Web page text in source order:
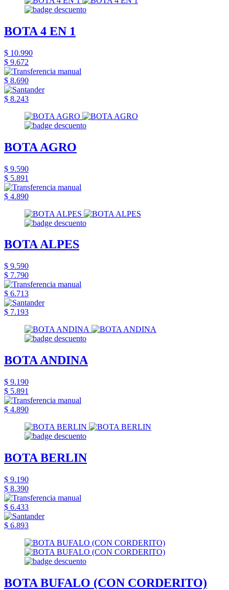
BOTA 4 EN 1
$ 10.990
$ 9.672
$ 8.690
$ 8.243
BOTA AGRO
$ 9.590
$ 5.891
$ 4.890
BOTA ALPES
$ 9.590
$ 7.790
$ 6.713
$ 7.193
BOTA ANDINA
$ 9.190
$ 5.891
$ 4.890
BOTA BERLIN
$ 9.190
$ 8.390
$ 6.433
$ 6.893
BOTA BUFALO (CON CORDERITO)